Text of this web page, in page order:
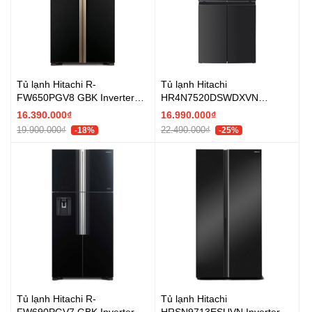
Tủ lạnh Hitachi R-
FW650PGV8 GBK Inverter
509 lít - Chính hãng
16.390.000₫
19.900.000₫ -18%
Tủ lạnh Hitachi
HR4N7520DSWDXVN
Inverter 464 lít Multi Door -
Chính hãng
16.990.000₫
22.490.000₫ -25%
Tủ lạnh Hitachi R-
Tủ lạnh Hitachi